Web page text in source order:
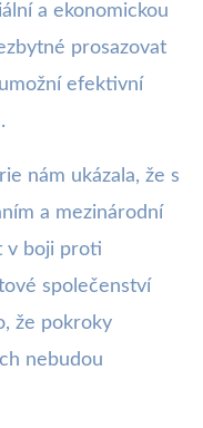
a ekonomickou
prosazovat
efektivní
nám ukázala, že s
a mezinárodní
v boji proti
společenství
že pokroky
nebudou